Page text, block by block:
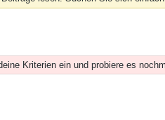
Kriterien ein und probiere es